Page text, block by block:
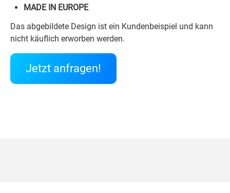
MADE IN EUROPE
Das abgebildete Design ist ein Kundenbeispiel und kann
nicht käuflich erworben werden.
Jetzt anfragen!